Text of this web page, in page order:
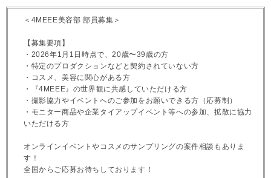
＜4MEEE美容部 部員募集＞
【募集要項】
・2026年1月1日時点で、20歳〜39歳の方
・特定のプロダクションなどと契約されていない方
・コスメ、美容に関心がある方
・『4MEEE』の世界観に共感していただける方
・撮影協力やイベントへのご参加をお願いできる方（応募制）
・モニター商品や企業タイアップイベント等への参加、拡散に協力
いただける方
オンラインイベントやコスメのサンプリングの案件相談もありま
す！
全国からご応募お待ちしております！